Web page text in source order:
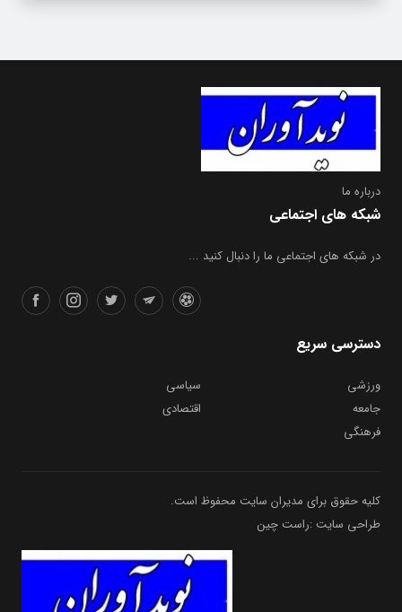
درباره ما
شبکه های اجتماعی
در شبکه های اجتماعی ما را دنبال کنید ...
دسترسی سریع
ورزشی
سیاسی
جامعه
اقتصادی
فرهنگی
کلیه حقوق برای مدیران سایت محفوظ است.
طراحی سایت :راست چین